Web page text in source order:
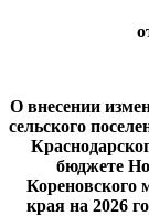
О внесении
сельского
бюджете
Кореновского
края на 2026